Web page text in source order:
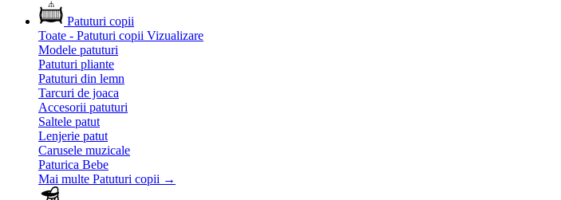
Patuturi copii
Toate - Patuturi copii Vizualizare
Modele patuturi
Patuturi pliante
Patuturi din lemn
Tarcuri de joaca
Accesorii patuturi
Saltele patut
Lenjerie patut
Carusele muzicale
Paturica Bebe
Mai multe Patuturi copii →